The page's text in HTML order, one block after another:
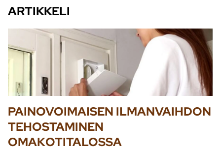
ARTIKKELI
PAINOVOIMAISEN ILMANVAIHDON
TEHOSTAMINEN
OMAKOTITALOSSA